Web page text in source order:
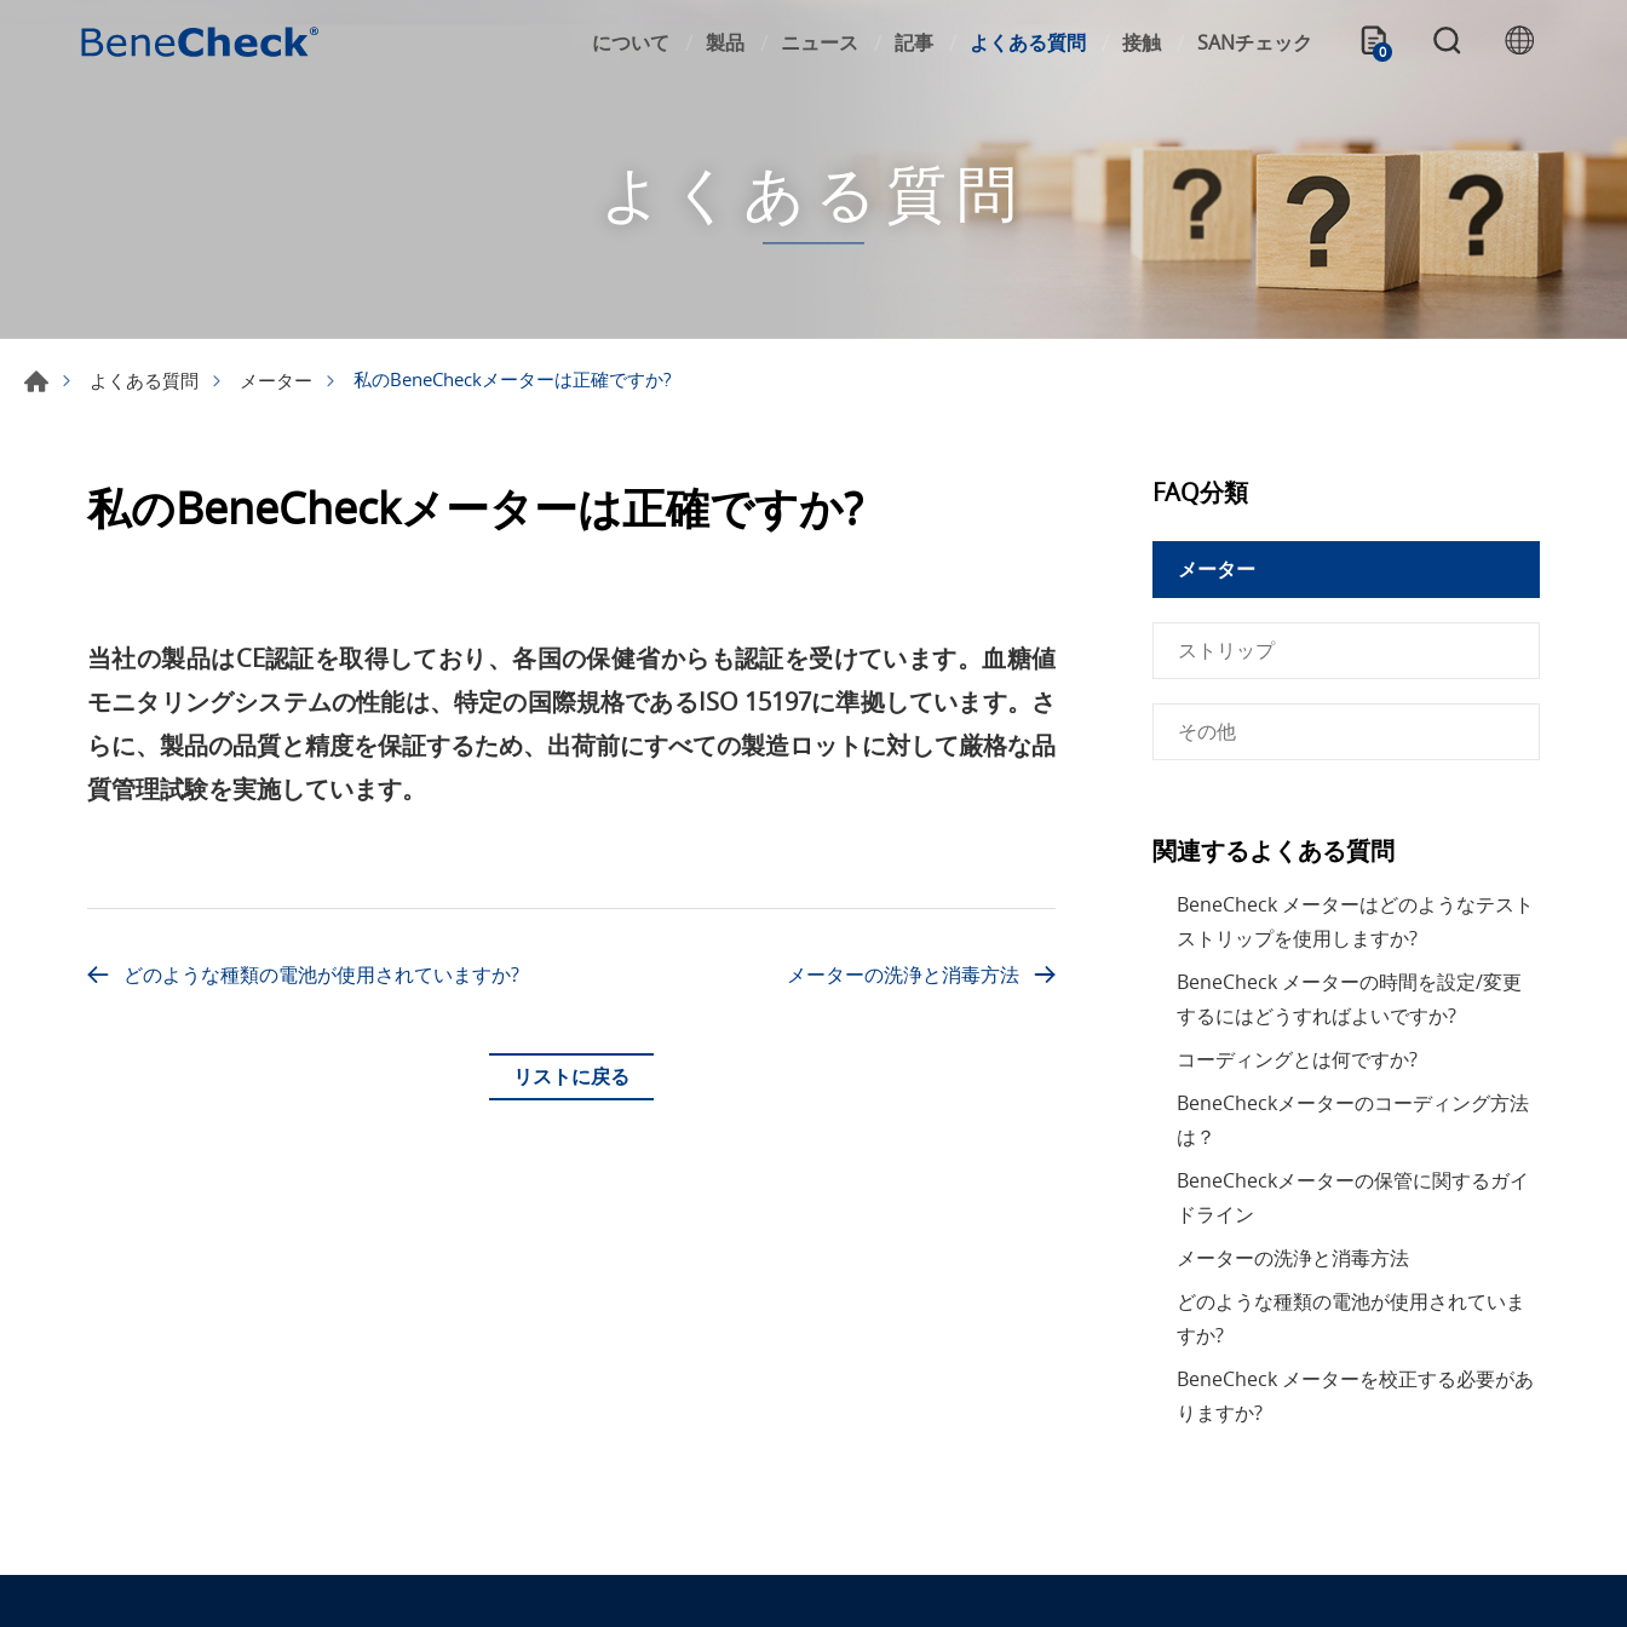
について 製品 ニュース 記事 よくある質問 接触 SANチェック 0
よくある質問
よくある質問 メーター 私のBeneCheckメーターは正確ですか?
私のBeneCheckメーターは正確ですか?
当社の製品はCE認証を取得しており、各国の保健省からも認証を受けています。血糖値
モニタリングシステムの性能は、特定の国際規格であるISO 15197に準拠しています。さ
らに、製品の品質と精度を保証するため、出荷前にすべての製造ロットに対して厳格な品
質管理試験を実施しています。
どのような種類の電池が使用されていますか? メーターの洗浄と消毒方法
リストに戻る
FAQ分類
メーター
ストリップ
その他
関連するよくある質問
BeneCheck メーターはどのようなテスト
ストリップを使用しますか?
BeneCheck メーターの時間を設定/変更
するにはどうすればよいですか?
コーディングとは何ですか?
BeneCheckメーターのコーディング方法
は？
BeneCheckメーターの保管に関するガイ
ドライン
メーターの洗浄と消毒方法
どのような種類の電池が使用されていま
すか?
BeneCheck メーターを校正する必要があ
りますか?